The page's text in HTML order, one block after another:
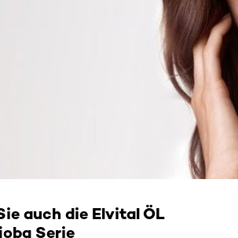
auch die Elvital ÖL
Serie